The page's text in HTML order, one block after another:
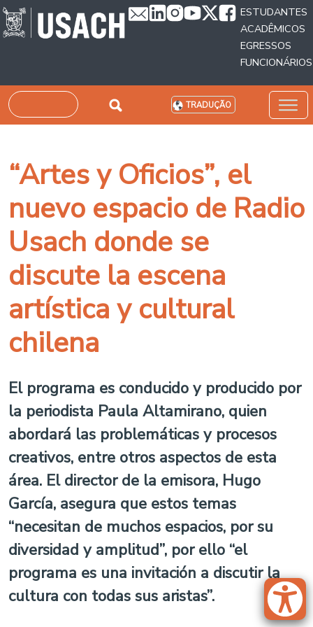
Passar para o conteúdo principal
ESTUDANTES
ACADÊMICOS
EGRESSOS
FUNCIONÁRIOS
Pesquisar TRADUÇÃO
“Artes y Oficios”, el
nuevo espacio de Radio
Usach donde se
discute la escena
artística y cultural
chilena
El programa es conducido y producido por
la periodista Paula Altamirano, quien
abordará las problemáticas y procesos
creativos, entre otros aspectos de esta
área. El director de la emisora, Hugo
García, asegura que estos temas
“necesitan de muchos espacios, por su
diversidad y amplitud”, por ello “el
programa es una invitación a discutir la
cultura con todas sus aristas”.